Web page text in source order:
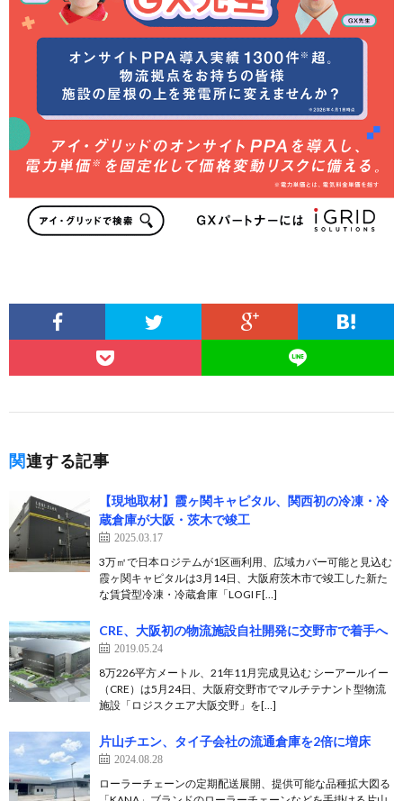
関連する記事
【現地取材】霞ヶ関キャピタル、関西初の冷凍・冷
蔵倉庫が大阪・茨木で竣工
2025.03.17
3万㎡で日本ロジテムが1区画利用、広域カバー可能と見込む
霞ヶ関キャピタルは3月14日、大阪府茨木市で竣工した新た
な賃貸型冷凍・冷蔵倉庫「LOGI F[…]
CRE、大阪初の物流施設自社開発に交野市で着手へ
2019.05.24
8万226平方メートル、21年11月完成見込む シーアールイー
（CRE）は5月24日、大阪府交野市でマルチテナント型物流
施設「ロジスクエア大阪交野」を[…]
片山チエン、タイ子会社の流通倉庫を2倍に増床
2024.08.28
ローラーチェーンの定期配送展開、提供可能な品種拡大図る